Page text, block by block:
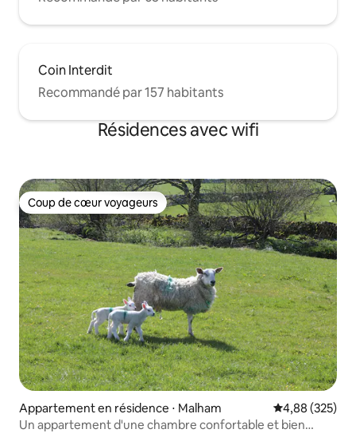
Coin Interdit
Recommandé par 157 habitants
Résidences avec wifi
Coup de cœur voyageurs
Coup de cœur voyageurs
Appartement en résidence ⋅ Malham Évaluation
4,88 (325)
Un appartement d'une chambre confortable et bien